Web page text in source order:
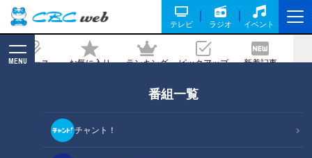
テレビ ラジオ イベント
ニュース お気に入り ランキング ピックアップ 新着記事
MENU
番組一覧
チャント！
の作り方【キユーピー３分クッキング】
2024/05/28 18:00